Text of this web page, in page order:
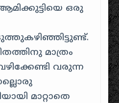
ഒരു
മാത്രം
വരുന്ന
മാറ്റാതെ